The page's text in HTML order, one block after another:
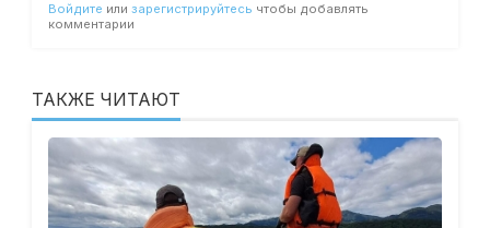
Войдите или зарегистрируйтесь чтобы добавлять
комментарии
ТАКЖЕ ЧИТАЮТ